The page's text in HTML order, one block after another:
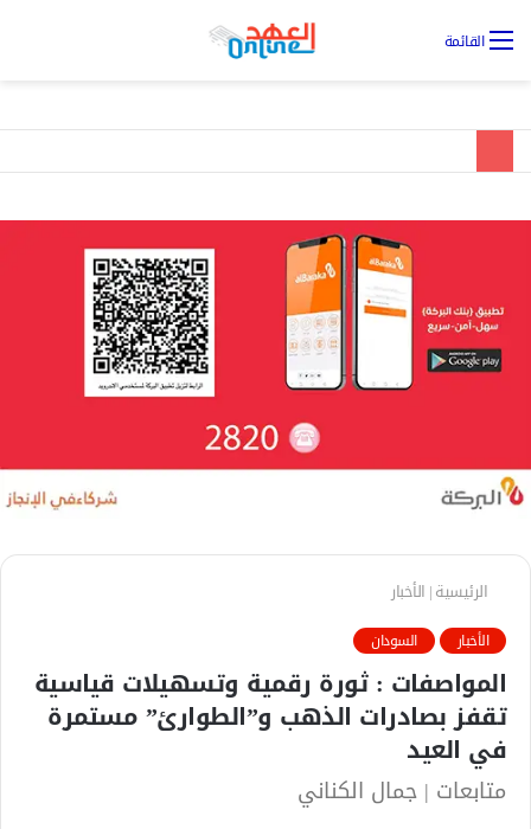
القائمة
الرئيسية| الأخبار
الأخبار السودان
المواصفات : ثورة رقمية وتسهيلات قياسية
تقفز بصادرات الذهب و”الطوارئ” مستمرة
في العيد
متابعات | جمال الكناني